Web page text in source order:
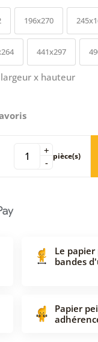
196x270
441x297
x hauteur
-
+ pièce(s)
Le
bandes
Papier